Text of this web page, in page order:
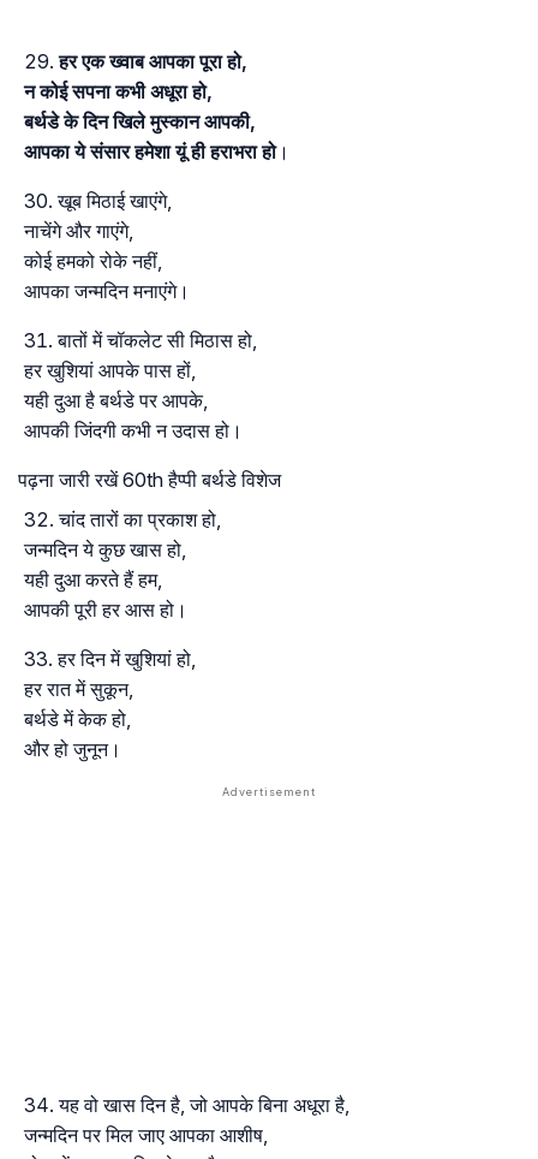
हर एक ख्वाब आपका पूरा हो,
न कोई सपना कभी अधूरा हो,
बर्थडे के दिन खिले मुस्कान आपकी,
आपका ये संसार हमेशा यूं ही हराभरा हो।
खूब मिठाई खाएंगे,
नाचेंगे और गाएंगे,
कोई हमको रोके नहीं,
आपका जन्मदिन मनाएंगे।
बातों में चॉकलेट सी मिठास हो,
हर खुशियां आपके पास हों,
यही दुआ है बर्थडे पर आपके,
आपकी जिंदगी कभी न उदास हो।
पढ़ना जारी रखें 60th हैप्पी बर्थडे विशेज
चांद तारों का प्रकाश हो,
जन्मदिन ये कुछ खास हो,
यही दुआ करते हैं हम,
आपकी पूरी हर आस हो।
हर दिन में खुशियां हो,
हर रात में सुकून,
बर्थडे में केक हो,
और हो जुनून।
यह वो खास दिन है, जो आपके बिना अधूरा है,
जन्मदिन पर मिल जाए आपका आशीष,